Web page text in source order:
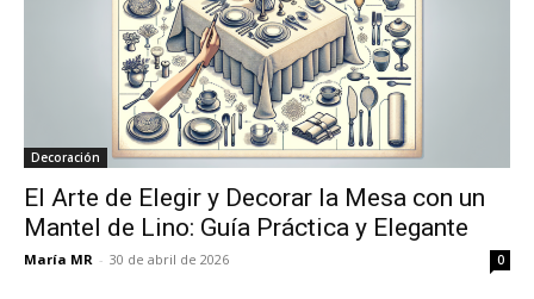
Decoración
El Arte de Elegir y Decorar la Mesa con un
Mantel de Lino: Guía Práctica y Elegante
María MR - 30 de abril de 2026 0